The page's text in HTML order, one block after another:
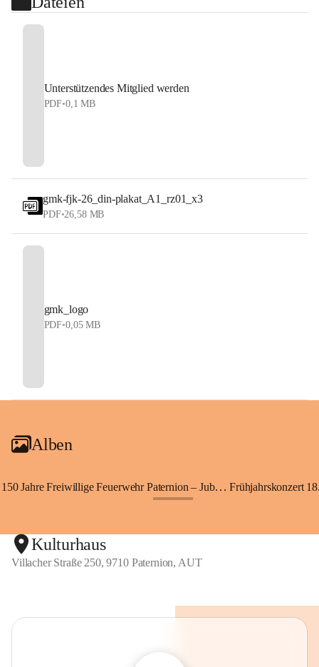
Unterstützendes Mitglied werden
PDF•0,1 MB
gmk-fjk-26_din-plakat_A1_rz01_x3
PDF•26,58 MB
gmk_logo
PDF•0,05 MB
Alben
150 Jahre Freiwillige Feuerwehr Paternion – Jubiläumsfest Frühjahrskonzert
Kulturhaus
Villacher Straße 250, 9710 Paternion, AUT